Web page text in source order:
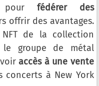
pourfédérer des
offrir des avantages.
de la collection
groupe de métal
accès à une vente
concerts à New York